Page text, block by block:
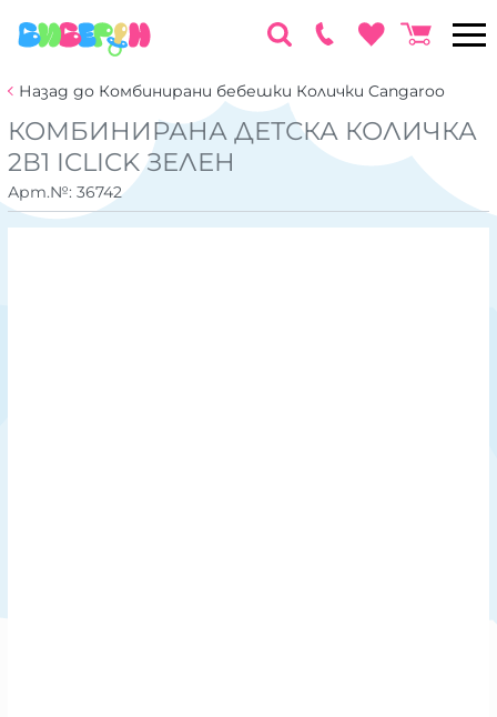
Назад до Комбинирани бебешки Колички Cangaroo
КОМБИНИРАНА ДЕТСКА КОЛИЧКА
2В1 ICLICK ЗЕЛЕН
Арт.№: 36742